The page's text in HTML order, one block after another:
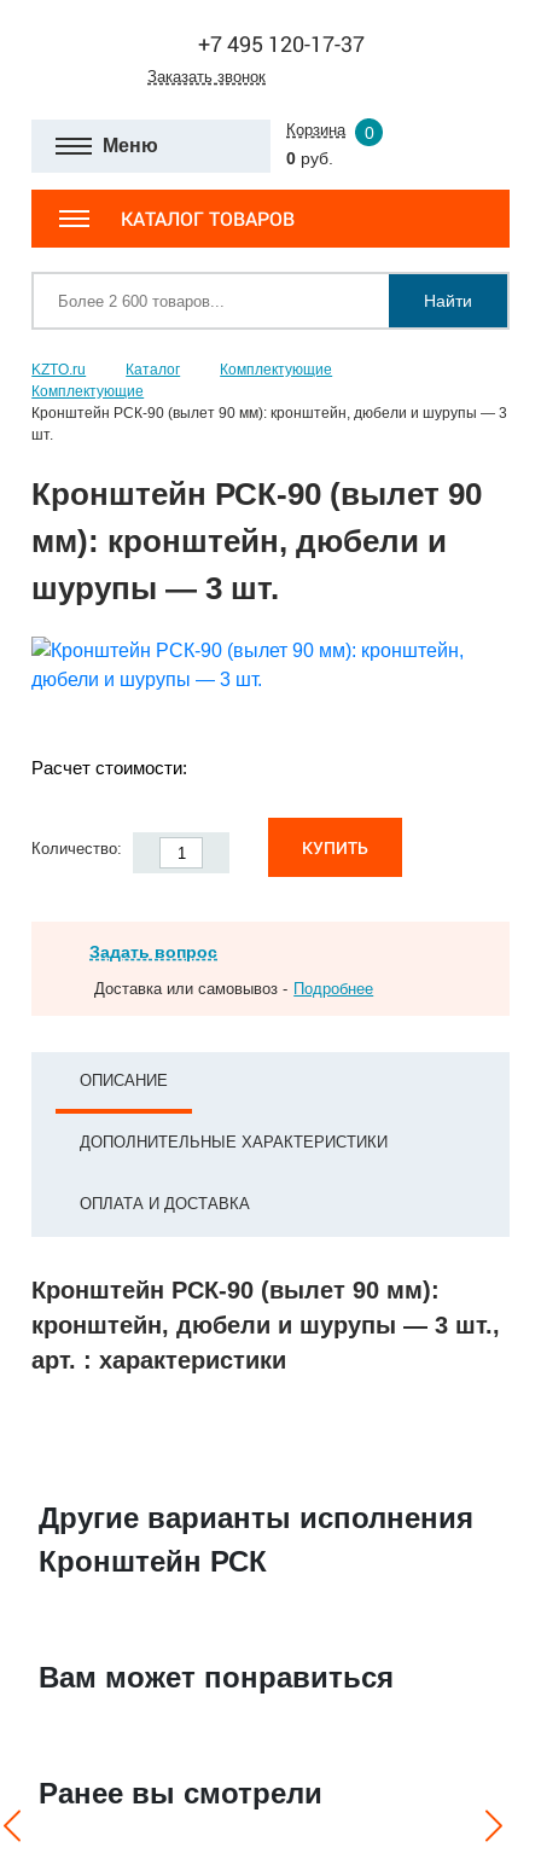
+7 495 120-17-37
Заказать звонок
Меню
Корзина
0
0 руб.
КАТАЛОГ ТОВАРОВ
Найти
KZTO.ru Каталог
Комплектующие
Комплектующие
Кронштейн РСК-90 (вылет 90 мм): кронштейн, дюбели и шурупы — 3
шт.
Кронштейн РСК-90 (вылет 90
мм): кронштейн, дюбели и
шурупы — 3 шт.
Расчет стоимости:
Количество: КУПИТЬ
Задать вопрос
Доставка или самовывоз - Подробнее
ОПИСАНИЕ
ДОПОЛНИТЕЛЬНЫЕ ХАРАКТЕРИСТИКИ
ОПЛАТА И ДОСТАВКА
Кронштейн РСК-90 (вылет 90 мм):
кронштейн, дюбели и шурупы — 3 шт.,
арт. : характеристики
Другие варианты исполнения
Кронштейн РСК
Вам может понравиться
Ранее вы смотрели